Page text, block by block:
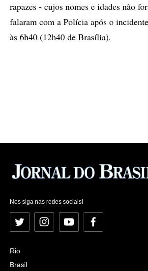
rapazes - cujos nomes e idades não
falaram com a Polícia após o
às 6h40 (12h40 de Brasília).
Nos siga nas redes sociais!
Twitter InstagramYouTubeFacebook
Rio
Brasil